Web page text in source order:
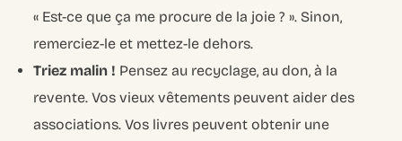
« Est-ce que ça me procure de la joie ? ». Sinon,
remerciez-le et mettez-le dehors.
Triez malin ! Pensez au recyclage, au don, à la
revente. Vos vieux vêtements peuvent aider des
associations. Vos livres peuvent obtenir une